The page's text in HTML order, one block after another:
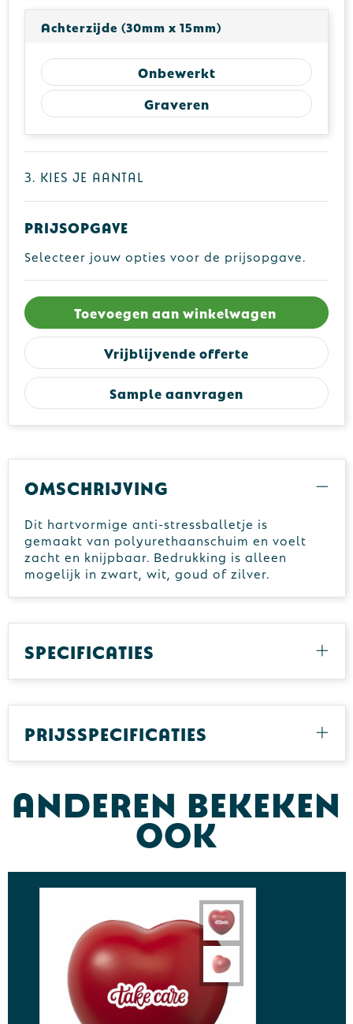
Achterzijde (30mm x 15mm)
Onbewerkt
Graveren
3. Kies je aantal
Prijsopgave
Selecteer jouw opties voor de prijsopgave.
Toevoegen aan winkelwagen
Vrijblijvende offerte
Sample aanvragen
Omschrijving
Dit hartvormige anti-stressballetje is
gemaakt van polyurethaanschuim en voelt
zacht en knijpbaar. Bedrukking is alleen
mogelijk in zwart, wit, goud of zilver.
Specificaties
Prijsspecificaties
Anderen bekeken
ook